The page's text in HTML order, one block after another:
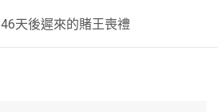
46天後遲來的賭王喪禮